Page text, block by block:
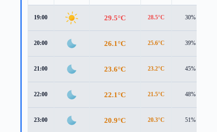
19:00 29.5°C 28.5°C 30%
20:00 26.1°C 25.6°C 39%
21:00 23.6°C 23.2°C 45%
22:00 22.1°C 21.5°C 48%
23:00 20.9°C 20.3°C 51%